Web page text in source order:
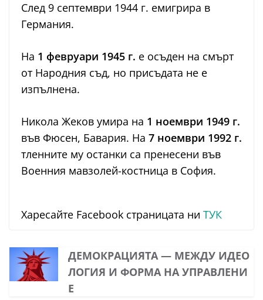
След 9 септември 1944 г. емигрира в
Германия.
На 1 февруари 1945 г. е осъден на смърт
от Народния съд, но присъдата не е
изпълнена.
Никола Жеков умира на 1 ноември 1949 г.
във Фюсен, Бавария. На 7 ноември 1992 г.
тленните му останки са пренесени във
Военния мавзолей-костница в София.
Харесайте Facebook страницата ни ТУК
ДЕМОКРАЦИЯТА — МЕЖДУ ИДЕО
ЛОГИЯ И ФОРМА НА УПРАВЛЕНИ
Е